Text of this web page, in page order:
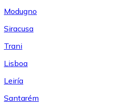
Modugno
Siracusa
Trani
Lisboa
Leiría
Santarém